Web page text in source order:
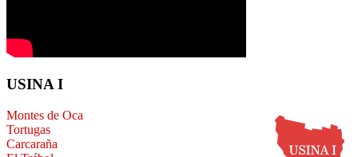
USINA I
Montes de Oca
Tortugas
Carcaraña